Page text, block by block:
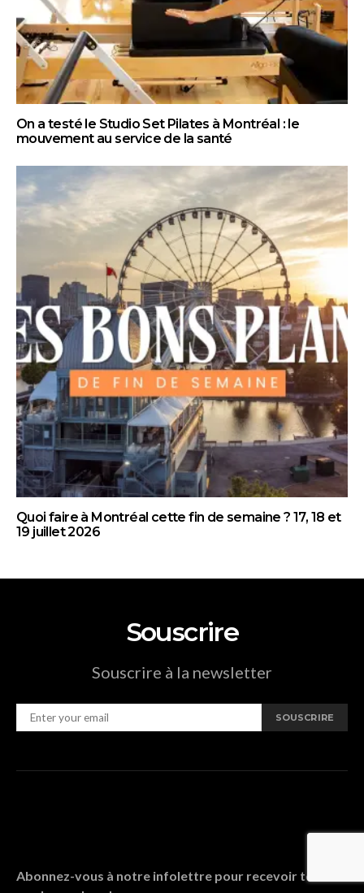
On a testé le Studio Set Pilates à Montréal : le
mouvement au service de la santé
Quoi faire à Montréal cette fin de semaine ? 17, 18 et
19 juillet 2026
Souscrire
Souscrire à la newsletter
SOUSCRIRE
Abonnez-vous à notre infolettre pour recevoir tous